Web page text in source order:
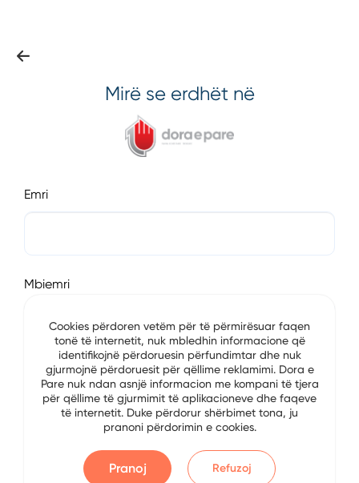
Mirë se erdhët në
Emri
Mbiemri
E-mail
Numri i Telefonit
Cookies përdoren vetëm për të përmirësuar faqen
tonë të internetit, nuk mbledhin informacione që
identifikojnë përdoruesin përfundimtar dhe nuk
gjurmojnë përdoruesit për qëllime reklamimi. Dora e
Pare nuk ndan asnjë informacion me kompani të tjera
për qëllime të gjurmimit të aplikacioneve dhe faqeve
të internetit. Duke përdorur shërbimet tona, ju
pranoni përdorimin e cookies.
Pranoj Refuzoj